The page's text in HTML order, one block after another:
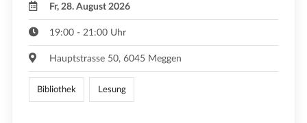
Fr, 28. August 2026
19:00 - 21:00 Uhr
Hauptstrasse 50, 6045 Meggen
Bibliothek Lesung